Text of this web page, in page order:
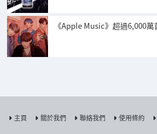
《Apple Music》超過6,000
主頁 關於我們 聯絡我們 使用條約